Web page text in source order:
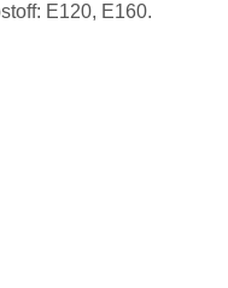
E120, E160.